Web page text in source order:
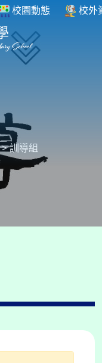
校園動態 校外
>訓導組